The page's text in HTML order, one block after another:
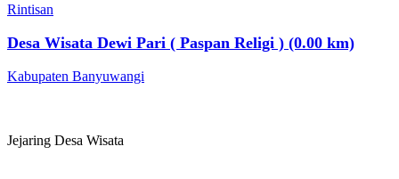
Rintisan
Desa Wisata Dewi Pari ( Paspan Religi ) (0.00 km)
Kabupaten Banyuwangi
Jejaring Desa Wisata